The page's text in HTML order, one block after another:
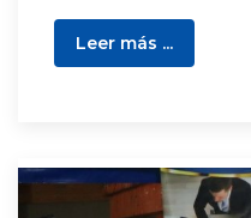
Leer más ...